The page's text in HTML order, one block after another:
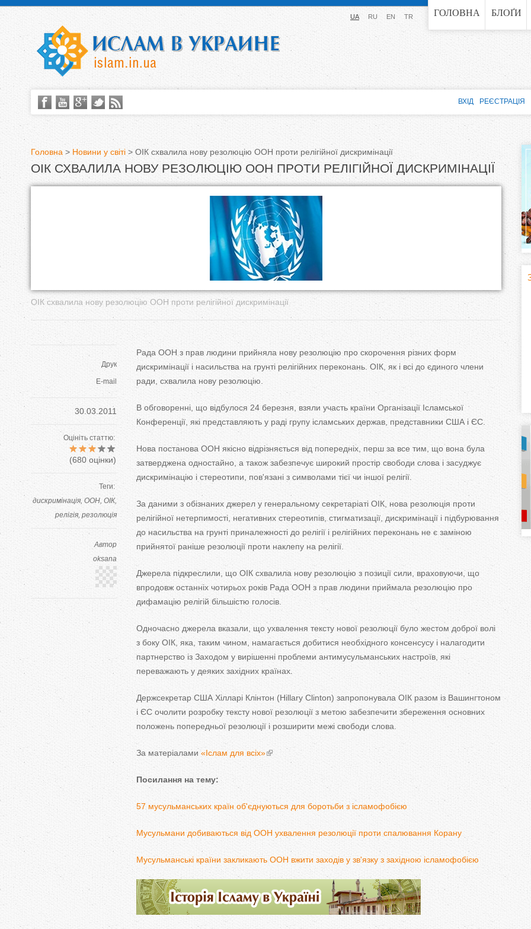
Jump to navigation ГОЛОВНА БЛОҐИ
UA RU EN TR
В
т
Головна > Новини у світі > ОIК схвалила нову резолюцію ООН проти релігійної дискримінації
ОIК СХВАЛИЛА НОВУ РЕЗОЛЮЦІЮ ООН ПРОТИ РЕЛІГІЙНОЇ ДИСКРИМІНАЦІЇ
ОIК схвалила нову резолюцію ООН проти релігійної дискримінації
Друк
E-mail
30.03.2011
Оцініть статтю:
(680 оцінки)
Теги:
дискримінація ООН ОІК
релігія резолюція
Автор
oksana
Рада ООН з прав людини прийняла нову резолюцію про скорочення різних форм
дискримінації і насильства на грунті релігійних переконань. ОІК, як і всі до єдиного члени
ради, схвалила нову резолюцію.
В обговоренні, що відбулося 24 березня, взяли участь країни Організації Ісламської
Конференції, які представляють у раді групу ісламських держав, представники США і ЄС.
Нова постанова ООН якісно відрізняється від попередніх, перш за все тим, що вона була
затверджена одностайно, а також забезпечує широкий простір свободи слова і засуджує
дискримінацію і стереотипи, пов'язані з символами тієї чи іншої релігії.
За даними з обізнаних джерел у генеральному секретаріаті ОІК, нова резолюція проти
релігійної нетерпимості, негативних стереотипів, стигматизації, дискримінації і підбурювання
до насильства на грунті приналежності до релігії і релігійних переконань не є заміною
прийнятої раніше резолюції проти наклепу на релігії.
Джерела підкреслили, що ОІК схвалила нову резолюцію з позиції сили, враховуючи, що
впродовж останніх чотирьох років Рада ООН з прав людини приймала резолюцію про
дифамацію релігій більшістю голосів.
Одночасно джерела вказали, що ухвалення тексту нової резолюції було жестом доброї волі
з боку ОІК, яка, таким чином, намагається добитися необхідного консенсусу і налагодити
партнерство із Заходом у вирішенні проблеми антимусульманських настроїв, які
переважають у деяких західних країнах.
Держсекретар США Хілларі Клінтон (Hillary Clinton) запропонувала ОІК разом із Вашингтоном
і ЄС очолити розробку тексту нової резолюції з метою забезпечити збереження основних
положень попередньої резолюції і розширити межі свободи слова.
За матеріалами «Іслам для всіх»
Посилання на тему:
57 мусульманських країн об'єднуються для боротьби з ісламофобією
Мусульмани добиваються від ООН ухвалення резолюції проти спалювання Корану
Мусульманські країни закликають ООН вжити заходів у зв'язку з західною ісламофобією
ВХІД РЕЄСТРАЦІЯ
o
n
a
l
T
b
s
к